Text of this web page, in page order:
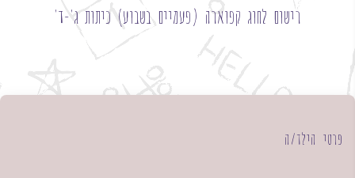
רישום לחוג קפוארה (פעמיים בשבוע) כיתות ג'-ד'
פרטי הילד/ה